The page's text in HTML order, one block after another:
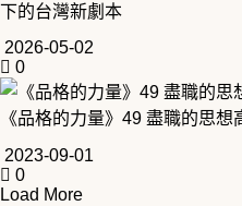
下的台灣新劇本
2026-05-02
0
《品格的力量》49 盡職的思想
2023-09-01
0
Load More